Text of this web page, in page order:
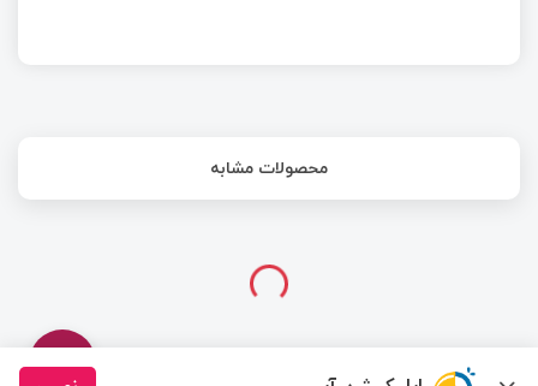
محصولات مشابه